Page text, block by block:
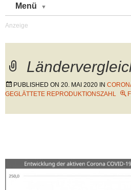
Menü
PUBLISHED ON 20. MAI 2020 IN
GEGLÄTTETE REPRODUKTIONSZAHL